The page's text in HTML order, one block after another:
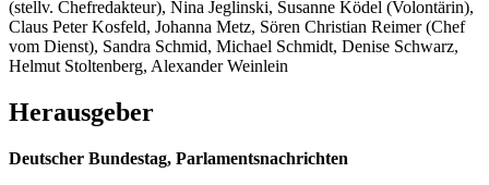
(stellv. Chefredakteur), Nina Jeglinski, Susanne Ködel (Volontärin),
Claus Peter Kosfeld, Johanna Metz, Sören Christian Reimer (Chef
vom Dienst), Sandra Schmid, Michael Schmidt, Denise Schwarz,
Helmut Stoltenberg, Alexander Weinlein
Herausgeber
Deutscher Bundestag, Parlamentsnachrichten